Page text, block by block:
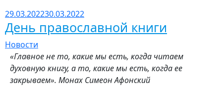
29.03.202230.03.2022
День православной книги
Новости
«Главное не то, какие мы есть, когда читаем
духовную книгу, а то, какие мы есть, когда ее
закрываем». Монах Симеон Афонский